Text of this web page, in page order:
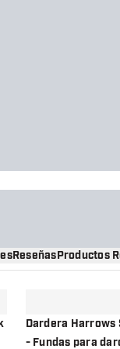
ReseñasProductos
a la lista de deseos
Dardera Harrows
- Fundas para